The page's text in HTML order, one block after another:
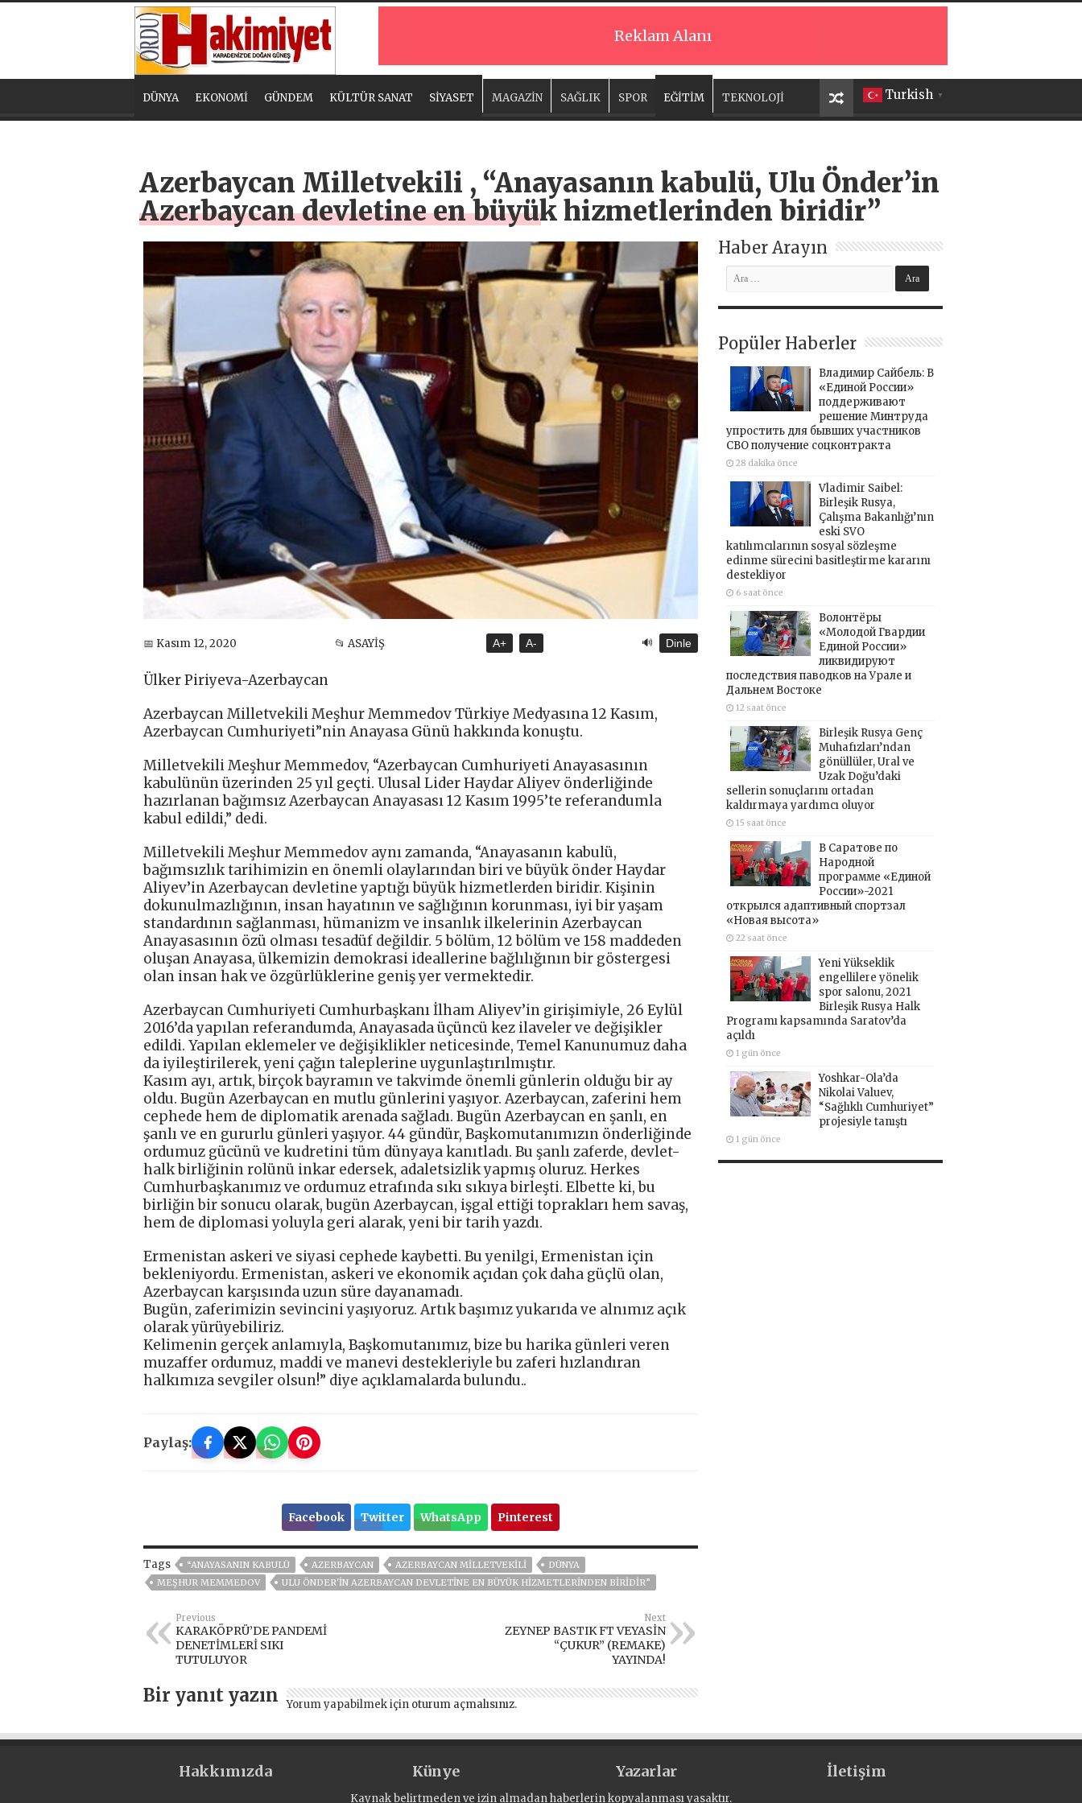
Reklam Alanı
Turkish ▼
DÜNYA EKONOMİ GÜNDEM KÜLTÜR SANAT SİYASET MAGAZİN SAĞLIK SPOR EĞİTİM TEKNOLOJİ
Azerbaycan Milletvekili , “Anayasanın kabulü, Ulu Önder’in
Azerbaycan devletine en büyük hizmetlerinden biridir”
📅 Kasım 12, 2020 📂 ASAYİŞ A+ A- 🔊 Dinle
Ülker Piriyeva-Azerbaycan
Azerbaycan Milletvekili Meşhur Memmedov Türkiye Medyasına 12 Kasım,
Azerbaycan Cumhuriyeti”nin Anayasa Günü hakkında konuştu.
Milletvekili Meşhur Memmedov, “Azerbaycan Cumhuriyeti Anayasasının
kabulünün üzerinden 25 yıl geçti. Ulusal Lider Haydar Aliyev önderliğinde
hazırlanan bağımsız Azerbaycan Anayasası 12 Kasım 1995’te referandumla
kabul edildi,” dedi.
Milletvekili Meşhur Memmedov aynı zamanda, “Anayasanın kabulü,
bağımsızlık tarihimizin en önemli olaylarından biri ve büyük önder Haydar
Aliyev’in Azerbaycan devletine yaptığı büyük hizmetlerden biridir. Kişinin
dokunulmazlığının, insan hayatının ve sağlığının korunması, iyi bir yaşam
standardının sağlanması, hümanizm ve insanlık ilkelerinin Azerbaycan
Anayasasının özü olması tesadüf değildir. 5 bölüm, 12 bölüm ve 158 maddeden
oluşan Anayasa, ülkemizin demokrasi ideallerine bağlılığının bir göstergesi
olan insan hak ve özgürlüklerine geniş yer vermektedir.
Azerbaycan Cumhuriyeti Cumhurbaşkanı İlham Aliyev’in girişimiyle, 26 Eylül
2016’da yapılan referandumda, Anayasada üçüncü kez ilaveler ve değişikler
edildi. Yapılan eklemeler ve değişiklikler neticesinde, Temel Kanunumuz daha
da iyileştirilerek, yeni çağın taleplerine uygunlaştırılmıştır.
Kasım ayı, artık, birçok bayramın ve takvimde önemli günlerin olduğu bir ay
oldu. Bugün Azerbaycan en mutlu günlerini yaşıyor. Azerbaycan, zaferini hem
cephede hem de diplomatik arenada sağladı. Bugün Azerbaycan en şanlı, en
şanlı ve en gururlu günleri yaşıyor. 44 gündür, Başkomutanımızın önderliğinde
ordumuz gücünü ve kudretini tüm dünyaya kanıtladı. Bu şanlı zaferde, devlet-
halk birliğinin rolünü inkar edersek, adaletsizlik yapmış oluruz. Herkes
Cumhurbaşkanımız ve ordumuz etrafında sıkı sıkıya birleşti. Elbette ki, bu
birliğin bir sonucu olarak, bugün Azerbaycan, işgal ettiği toprakları hem savaş,
hem de diplomasi yoluyla geri alarak, yeni bir tarih yazdı.
Ermenistan askeri ve siyasi cephede kaybetti. Bu yenilgi, Ermenistan için
bekleniyordu. Ermenistan, askeri ve ekonomik açıdan çok daha güçlü olan,
Azerbaycan karşısında uzun süre dayanamadı.
Bugün, zaferimizin sevincini yaşıyoruz. Artık başımız yukarıda ve alnımız açık
olarak yürüyebiliriz.
Kelimenin gerçek anlamıyla, Başkomutanımız, bize bu harika günleri veren
muzaffer ordumuz, maddi ve manevi destekleriyle bu zaferi hızlandıran
halkımıza sevgiler olsun!” diye açıklamalarda bulundu..
Paylaş:
Facebook Twitter WhatsApp Pinterest
Tags “ANAYASANIN KABULÜ AZERBAYCAN AZERBAYCAN MİLLETVEKİLİ
DÜNYA
MEŞHUR MEMMEDOV
ULU ÖNDER'IN AZERBAYCAN DEVLETINE EN BÜYÜK HIZMETLERINDEN BIRIDIR”
Previous
KARAKÖPRÜ’DE PANDEMİ
DENETİMLERİ SIKI
TUTULUYOR
Next
ZEYNEP BASTIK FT VEYASİN
“ÇUKUR” (REMAKE)
YAYINDA!
Bir yanıt yazın Yorum yapabilmek için oturum açmalısınız.
Haber Arayın
Popüler Haberler
Владимир Сайбель: В
«Единой России»
поддерживают
решение Минтруда
упростить для бывших участников
СВО получение соцконтракта
28 dakika önce
Vladimir Saibel:
Birleşik Rusya,
Çalışma Bakanlığı’nın
eski SVO
katılımcılarının sosyal sözleşme
edinme sürecini basitleştirme kararını
destekliyor
6 saat önce
Волонтёры
«Молодой Гвардии
Единой России»
ликвидируют
последствия паводков на Урале и
Дальнем Востоке
12 saat önce
Birleşik Rusya Genç
Muhafızları’ndan
gönüllüler, Ural ve
Uzak Doğu’daki
sellerin sonuçlarını ortadan
kaldırmaya yardımcı oluyor
15 saat önce
В Саратове по
Народной
программе «Единой
России»-2021
открылся адаптивный спортзал
«Новая высота»
22 saat önce
Yeni Yükseklik
engellilere yönelik
spor salonu, 2021
Birleşik Rusya Halk
Programı kapsamında Saratov’da
açıldı
1 gün önce
Yoshkar-Ola’da
Nikolai Valuev,
“Sağlıklı Cumhuriyet”
projesiyle tanıştı
1 gün önce
Hakkımızda Künye Yazarlar İletişim
Kaynak belirtmeden ve izin almadan haberlerin kopyalanması yasaktır.